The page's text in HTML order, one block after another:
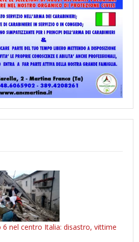
nel centro Italia: disastro, vittime